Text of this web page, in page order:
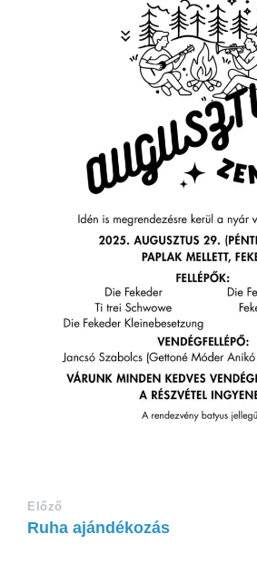
Előző
Ruha ajándékozás